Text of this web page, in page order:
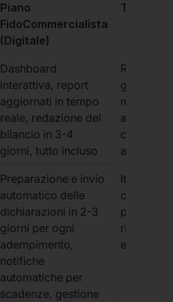
Piano
FidoCommercialista
(Digitale)
Dashboard
interattiva, report
aggiornati in tempo
reale, redazione del
bilancio in 3-4
giorni, tutto incluso
Report
gestione
manuale,
con
aggiuntivi
Preparazione e invio
automatico delle
dichiarazioni in 2-3
giorni per ogni
adempimento,
notifiche
automatiche per
scadenze, gestione
Iter
costi
per ogni
rischio di
e